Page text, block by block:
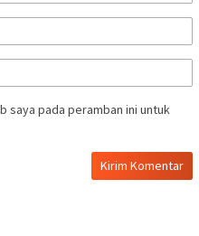
saya pada peramban ini untuk